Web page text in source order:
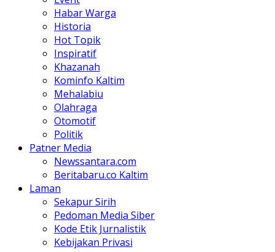
Habar Warga
Historia
Hot Topik
Inspiratif
Khazanah
Kominfo Kaltim
Mehalabiu
Olahraga
Otomotif
Politik
Patner Media
Newssantara.com
Beritabaru.co Kaltim
Laman
Sekapur Sirih
Pedoman Media Siber
Kode Etik Jurnalistik
Kebijakan Privasi